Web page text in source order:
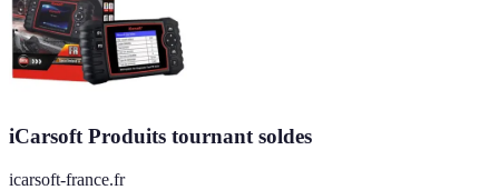
iCarsoft Produits tournant soldes
icarsoft-france.fr